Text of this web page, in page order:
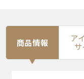
商品情報 ア